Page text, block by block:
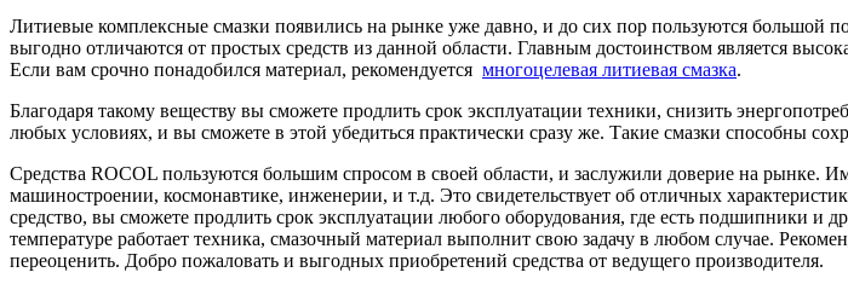
Литиевые комплексные смазки появились на рынке уже давно, и до сих пор пользуются большой
выгодно отличаются от простых средств из данной области. Главным достоинством является
Если вам срочно понадобился материал, рекомендуется многоцелевая литиевая смазка.
Благодаря такому веществу вы сможете продлить срок эксплуатации техники, снизить
любых условиях, и вы сможете в этой убедиться практически сразу же. Такие смазки способны
Средства ROCOL пользуются большим спросом в своей области, и заслужили доверие на рынке.
машиностроении, космонавтике, инженерии, и т.д. Это свидетельствует об отличных
средство, вы сможете продлить срок эксплуатации любого оборудования, где есть подшипники
температуре работает техника, смазочный материал выполнит свою задачу в любом случае.
переоценить. Добро пожаловать и выгодных приобретений средства от ведущего производителя.